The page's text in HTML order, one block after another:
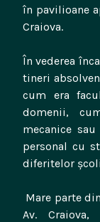
în pavilioane
Craiova.
În vederea
tineri
cum era
domenii,
mecanice
personal cu
diferitelor
Mare parte
Av.